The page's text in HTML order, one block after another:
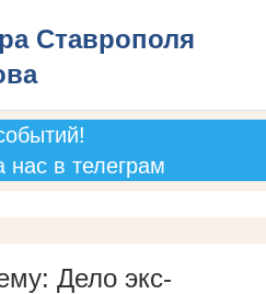
Ставрополя
нас в телеграм
Дело экс-